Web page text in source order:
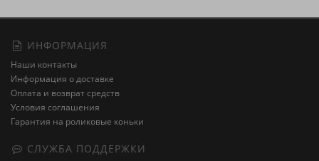
ИНФОРМАЦИЯ
Наши контакты
Информация о доставке
Оплата и возврат средств
Условия соглашения
Гарантия на роликовые коньки
СЛУЖБА ПОДДЕРЖКИ